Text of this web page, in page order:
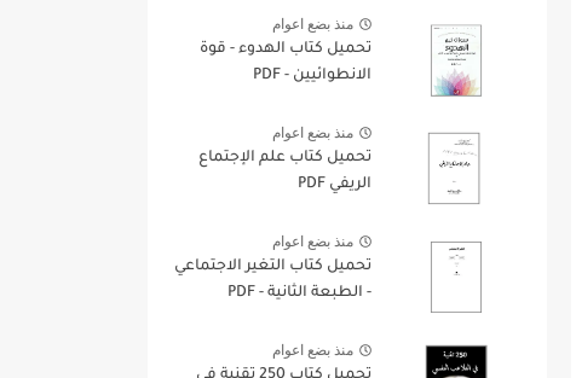
منذ بضع اعوام
تحميل كتاب الهدوء - قوة
الانطوائيين - PDF
منذ بضع اعوام
تحميل كتاب علم الإجتماع
الريفي PDF
منذ بضع اعوام
تحميل كتاب التغير الاجتماعي
- الطبعة الثانية - PDF
منذ بضع اعوام